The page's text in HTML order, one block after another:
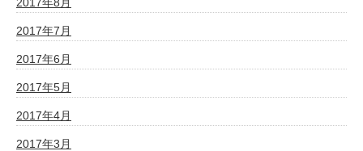
2017年7月
2017年6月
2017年5月
2017年4月
2017年3月